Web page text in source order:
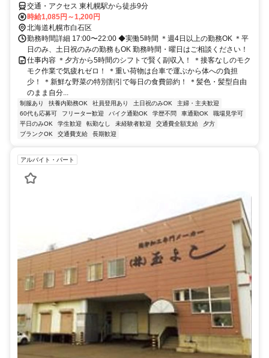
交通・アクセス 東札幌駅から徒歩9分
時給1,085円～1,200円
北海道札幌市白石区
勤務時間詳細 17:00〜22:00 ◆実働5時間 ＊週4日以上の勤務OK ＊平
日のみ、土日祝のみの勤務もOK 勤務時間・曜日はご相談ください！
仕事内容 ＊夕方から5時間のシフトで賢く副収入！ ＊接客なしのモク
モク作業で気疲れゼロ！ ＊重い荷物は台車で運ぶから体への負担
少！ ＊新鮮な野菜の特別割引で毎日の食費節約！ ＊髪色・髪型自由
のまま自分...
制服あり 扶養内勤務OK 社員登用あり 土日祝のみOK
主婦・主夫歓迎
60代も応募可
フリーター歓迎 バイク通勤OK 学歴不問 車通勤OK
職場見学可
平日のみOK
学生歓迎 転勤なし 未経験者歓迎 交通費全額支給
夕方
ブランクOK
交通費支給 長期歓迎
アルバイト・パート